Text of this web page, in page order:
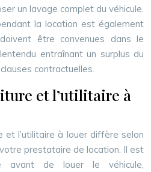
un lavage complet du véhicule.
la location est également
être convenues dans le
entraînant un surplus du
contractuelles.
et l’utilitaire à
et l’utilitaire à louer diffère selon
prestataire de location. Il est
avant de louer le véhicule,